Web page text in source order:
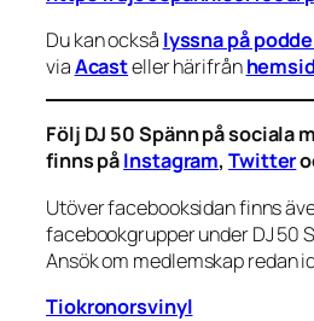
Du kan också lyssna på
viaAcasteller härifrån
Följ DJ 50 Spänn på sociala
finns påInstagram,Twitter
Utöver facebooksidan finns
facebookgrupper under DJ 50
Ansök om medlemskap redan
Tiokronorsvinyl